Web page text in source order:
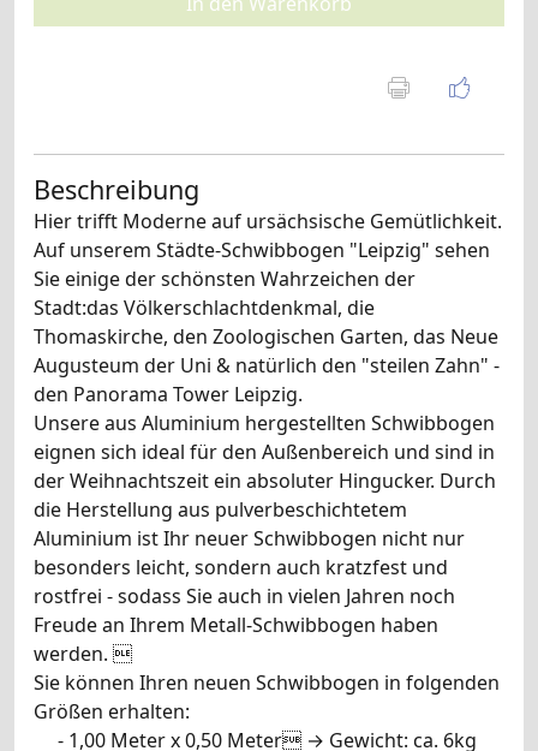
Beschreibung
Hier trifft Moderne auf ursächsische Gemütlichkeit.
Auf unserem Städte-Schwibbogen "Leipzig" sehen
Sie einige der schönsten Wahrzeichen der
Stadt:das Völkerschlachtdenkmal, die
Thomaskirche, den Zoologischen Garten, das Neue
Augusteum der Uni & natürlich den "steilen Zahn" -
den Panorama Tower Leipzig.
Unsere aus Aluminium hergestellten Schwibbogen
eignen sich ideal für den Außenbereich und sind in
der Weihnachtszeit ein absoluter Hingucker. Durch
die Herstellung aus pulverbeschichtetem
Aluminium ist Ihr neuer Schwibbogen nicht nur
besonders leicht, sondern auch kratzfest und
rostfrei - sodass Sie auch in vielen Jahren noch
Freude an Ihrem Metall-Schwibbogen haben
werden. 
Sie können Ihren neuen Schwibbogen in folgenden
Größen erhalten:
- 1,00 Meter x 0,50 Meter → Gewicht: ca. 6kg